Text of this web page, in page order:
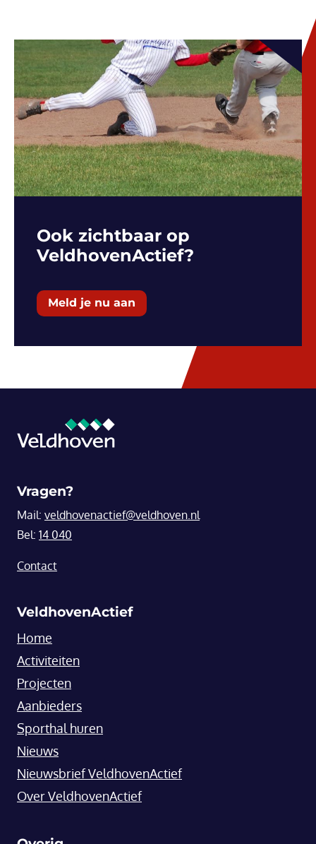
Ook zichtbaar op
VeldhovenActief?
Meld je nu aan
Vragen?
Mail: veldhovenactief@veldhoven.nl
Bel: 14 040
Contact
VeldhovenActief
Home
Activiteiten
Projecten
Aanbieders
Sporthal huren
Nieuws
Nieuwsbrief VeldhovenActief
Over VeldhovenActief